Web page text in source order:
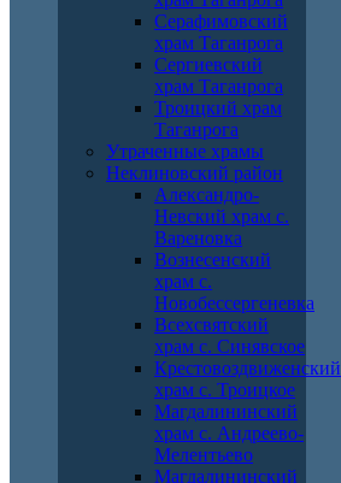
Серафимовский
храм Таганрога
Сергиевский
храм Таганрога
Троицкий храм
Таганрога
Утраченные храмы
Неклиновский район
Александро-
Невский храм с.
Вареновка
Вознесенский
храм с.
Новобессергеневка
Всехсвятский
храм с. Синявское
Крестовоздвиженский
храм с. Троицкое
Магдалининский
храм с. Андреево-
Мелентьево
Магдалининский